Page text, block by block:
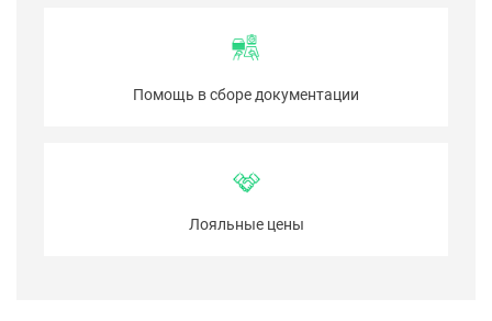
Помощь в сборе документации
Лояльные цены